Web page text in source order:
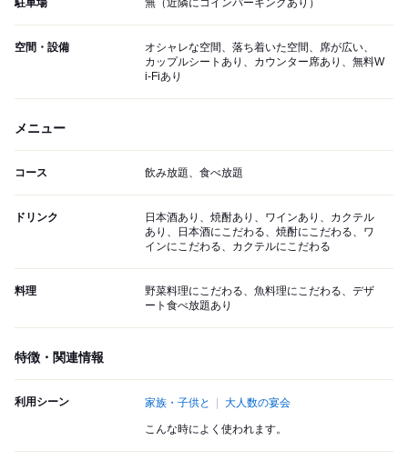
駐車場 無（近隣にコインパーキングあり）
空間・設備
オシャレな空間、落ち着いた空間、席が広い、
カップルシートあり、カウンター席あり、無料W
i-Fiあり
メニュー
コース 飲み放題、食べ放題
ドリンク
日本酒あり、焼酎あり、ワインあり、カクテル
あり、日本酒にこだわる、焼酎にこだわる、ワ
インにこだわる、カクテルにこだわる
料理
野菜料理にこだわる、魚料理にこだわる、デザ
ート食べ放題あり
特徴・関連情報
利用シーン 家族・子供と 大人数の宴会
こんな時によく使われます。